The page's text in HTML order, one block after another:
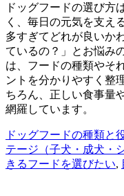
ドッグフードの選び方
く、毎日の元気を支え
多すぎてどれが良いか
ているの？」とお悩み
は、フードの種類やそ
ントを分かりやすく整
ちろん、正しい食事量
網羅しています。
ドッグフードの種類と
テージ（子犬・成犬・
きるフードを選びたい,